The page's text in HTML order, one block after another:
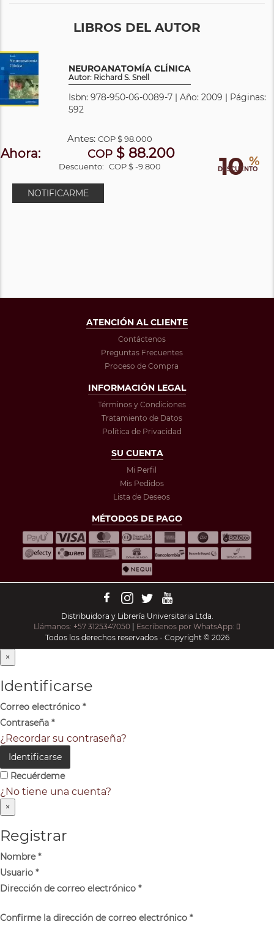
LIBROS DEL AUTOR
NEUROANATOMÍA CLÍNICA
Autor: Richard S. Snell
Isbn: 978-950-06-0089-7 | Año: 2009 | Páginas:
592
10 %
DESCUENTO
Antes: COP$ 98.000
Ahora: COP$ 88.200
Descuento: COP $ -9.800
NOTIFICARME
ATENCIÓN AL CLIENTE
Contáctenos
Preguntas Frecuentes
Proceso de Compra
INFORMACIÓN LEGAL
Términos y Condiciones
Tratamiento de Datos
Política de Privacidad
SU CUENTA
Mi Perfil
Mis Pedidos
Lista de Deseos
MÉTODOS DE PAGO
Distribuidora y Librería Universitaria Ltda.
Llámanos: +57 3125347050 | Escríbenos por WhatsApp:
Todos los derechos reservados - Copyright © 2026
×
Identificarse
Correo electrónico *
Contraseña *
¿Recordar su contraseña?
Identificarse
Recuérdeme
¿No tiene una cuenta?
×
Registrar
Nombre*
Usuario *
Dirección de correo electrónico *
Confirme la dirección de correo electrónico *